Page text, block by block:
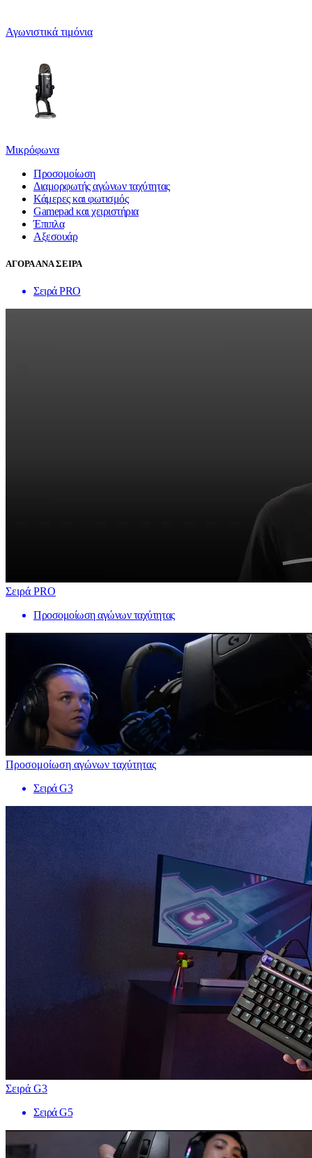
Αγωνιστικά τιμόνια
Μικρόφωνα
Προσομοίωση
Διαμορφωτής αγώνων ταχύτητας
Κάμερες και φωτισμός
Gamepad και χειριστήρια
Έπιπλα
Αξεσουάρ
ΑΓΟΡΑ ΑΝΑ ΣΕΙΡΑ
Σειρά PRO
Σειρά PRO
Προσομοίωση αγώνων ταχύτητας
Προσομοίωση αγώνων ταχύτητας
Σειρά G3
Σειρά G3
Σειρά G5